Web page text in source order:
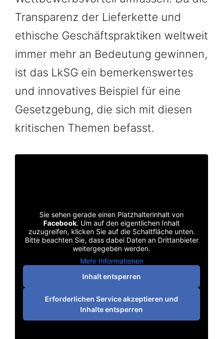
Transparenz der Lieferkette und
ethische Geschäftspraktiken weltweit
immer mehr an Bedeutung gewinnen,
ist das LkSG ein bemerkenswertes
und innovatives Beispiel für eine
Gesetzgebung, die sich mit diesen
kritischen Themen befasst.
Sie sehen gerade einen Platzhalterinhalt von
Facebook. Um auf den eigentlichen Inhalt
zuzugreifen, klicken Sie auf die Schaltfläche unten.
Bitte beachten Sie, dass dabei Daten an Drittanbieter
weitergegeben werden.
Mehr Informationen
Inhalt entsperren
Erforderlichen Service akzeptieren und
Inhalte entsperren